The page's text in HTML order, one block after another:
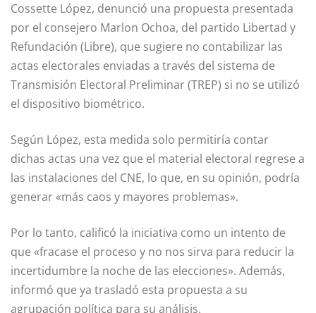
Cossette López, denunció una propuesta presentada
por el consejero Marlon Ochoa, del partido Libertad y
Refundación (Libre), que sugiere no contabilizar las
actas electorales enviadas a través del sistema de
Transmisión Electoral Preliminar (TREP) si no se utilizó
el dispositivo biométrico.
Según López, esta medida solo permitiría contar
dichas actas una vez que el material electoral regrese a
las instalaciones del CNE, lo que, en su opinión, podría
generar «más caos y mayores problemas».
Por lo tanto, calificó la iniciativa como un intento de
que «fracase el proceso y no nos sirva para reducir la
incertidumbre la noche de las elecciones». Además,
informó que ya trasladó esta propuesta a su
agrupación política para su análisis.